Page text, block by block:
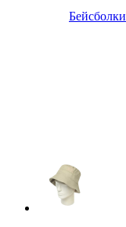
Бейсболки